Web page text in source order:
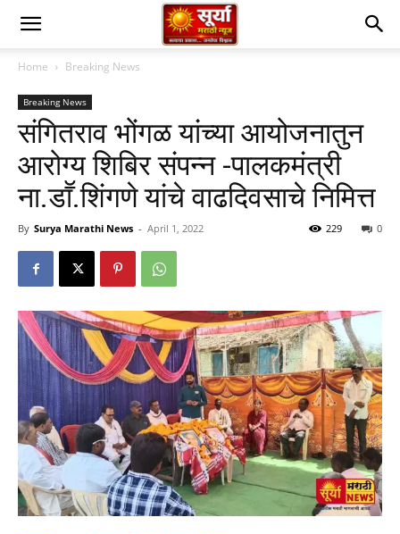
Home Breaking News
Breaking News
संगितराव भोंगळ यांच्या आयोजनातुन
आरोग्य शिबिर संपन्न -पालकमंत्री
ना.डाॕ.शिंगणे यांचे वाढदिवसाचे निमित्त
By Surya Marathi News - April 1, 2022 0
229